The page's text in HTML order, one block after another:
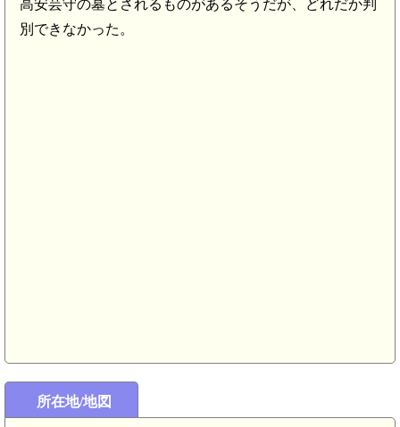
高安芸守の墓とされるものがあるそうだが、どれだか判
別できなかった。
所在地/地図
壱岐 覩城(2.9km)
城(6.2km)